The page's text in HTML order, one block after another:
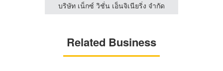
บริษัท เน็กซ์ วิชั่น เอ็นจิเนียริ่ง จำกัด
Related Business